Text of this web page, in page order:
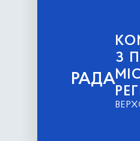
РАДА
З